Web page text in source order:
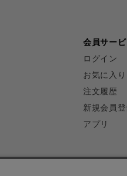
会員サービ
ログイン
お気に入
注文履歴
新規会員
アプリ